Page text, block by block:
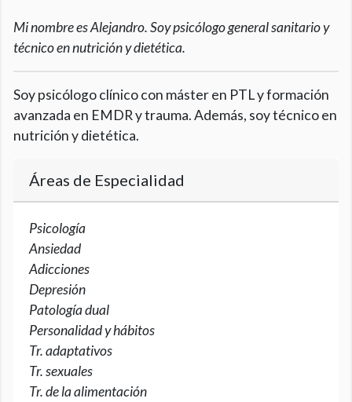
Mi nombre es Alejandro. Soy psicólogo general sanitario y
técnico en nutrición y dietética.
Soy psicólogo clínico con máster en PTL y formación
avanzada en EMDR y trauma. Además, soy técnico en
nutrición y dietética.
Áreas de Especialidad
Psicología
Ansiedad
Adicciones
Depresión
Patología dual
Personalidad y hábitos
Tr. adaptativos
Tr. sexuales
Tr. de la alimentación